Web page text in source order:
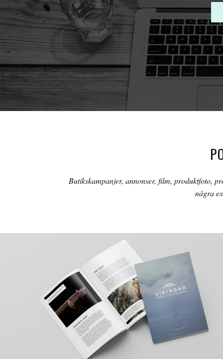
Butikskampanjer, annonser, film, produktfoto,
några